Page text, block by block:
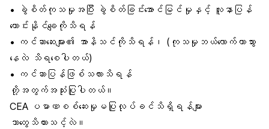
• ခွဲစိတ်ကုသမှုအပြီး ခွဲစိတ်ခြင်းအောင်မြင်မှုနှင့် လူနာပြန်
ကောင်းနိုင်ချေကိုသိရန်
• ကင်ဆာဆေးများ၏ အာနိသင်ကိုသိရန်၊ (ကုသမှုဘယ်လောက်တာသွား
နေလဲ သိရစေပါတယ်)
• ကင်ဆာပြန်ဖြစ်သလားသိရန်
တို့အတွက်အသုံးပြုပါတယ်။
CEA ပမာဏစစ်ဆေးမှုမပြုလုပ်ခင်သိရှိရန်များ
ဘာတွေသိထားသင့်လဲ။